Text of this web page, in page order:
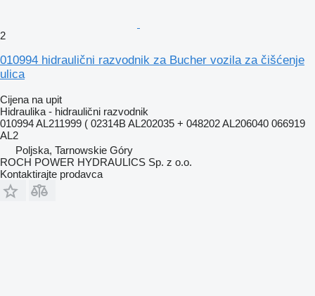
2
010994 hidraulični razvodnik za Bucher vozila za čišćenje
ulica
Cijena na upit
Hidraulika - hidraulični razvodnik
010994 AL211999 ( 02314B AL202035 + 048202 AL206040 066919
AL2
Poljska, Tarnowskie Góry
ROCH POWER HYDRAULICS Sp. z o.o.
Kontaktirajte prodavca